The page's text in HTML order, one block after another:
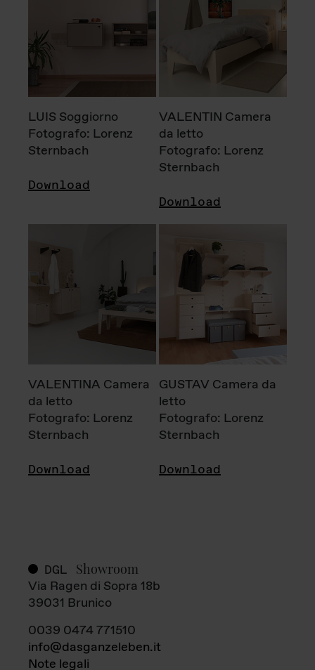
LUIS Soggiorno
Fotografo: Lorenz
Sternbach
Download
VALENTIN Camera
da letto
Fotografo: Lorenz
Sternbach
Download
VALENTINA Camera
da letto
Fotografo: Lorenz
Sternbach
Download
GUSTAV Camera da
letto
Fotografo: Lorenz
Sternbach
Download
DGL Showroom
Via Ragen di Sopra 18b
39031 Brunico
0039 0474 771510
info@dasganzeleben.it
Note legali